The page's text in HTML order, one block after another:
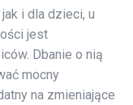
i dla dzieci, u
jest
Dbanie o nią
mocny
na zmieniające